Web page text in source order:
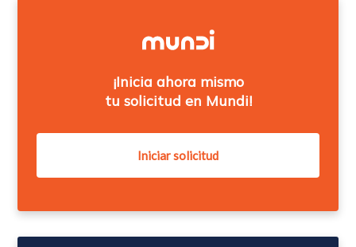
¡Inicia ahora mismo
tu solicitud en Mundi!